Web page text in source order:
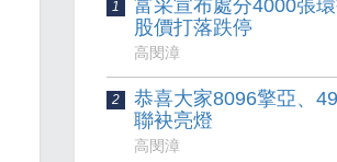
1
富采宣布處分4000張
股價打落跌停
高閔漳
2
恭喜大家8096擎亞、
聯袂亮燈
高閔漳